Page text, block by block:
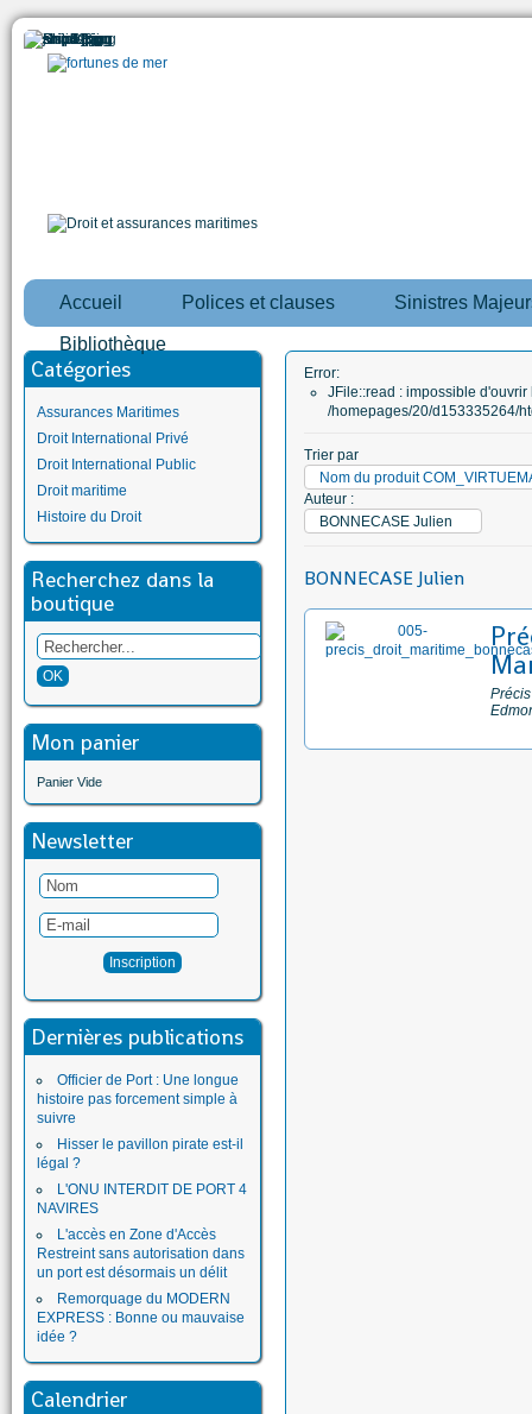
Accueil Polices et clauses Sinistres
Bibliothèque
Catégories
Assurances Maritimes
Droit International Privé
Droit International Public
Droit maritime
Histoire du Droit
Recherchez dans la
boutique
Mon panier
Panier Vide
Newsletter
Dernières publications
Officier de Port : Une longue
histoire pas forcement simple à
suivre
Hisser le pavillon pirate est-il
légal ?
L'ONU INTERDIT DE PORT 4
NAVIRES
L'accès en Zone d'Accès
Restreint sans autorisation dans
un port est désormais un délit
Remorquage du MODERN
EXPRESS : Bonne ou mauvaise
idée ?
Calendrier
Error:
JFile::read : impossible d'ouvrir
/homepages/20/d153335264/
Trier par
Nom du produit
Auteur :
BONNECASE Julien
BONNECASE Julien